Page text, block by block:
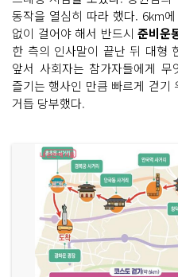
동작을 열심히 따라 했다. 6km
없이 걸어야 해서 반드시 준비운
한 측의 인사말이 끝난 뒤 대형
앞서 사회자는 참가자들에게 무
즐기는 행사인 만큼 빠르게 걷기
거듭 당부했다.